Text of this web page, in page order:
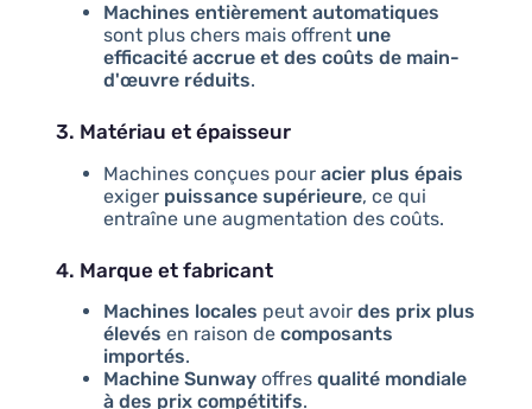
Machines entièrement automatiques
sont plus chers mais offrent une
efficacité accrue et des coûts de main-
d'œuvre réduits.
3. Matériau et épaisseur
Machines conçues pour acier plus épais
exiger puissance supérieure, ce qui
entraîne une augmentation des coûts.
4. Marque et fabricant
Machines locales peut avoir des prix plus
élevés en raison de composants
importés.
Machine Sunwayoffres qualité mondiale
à des prix compétitifs.